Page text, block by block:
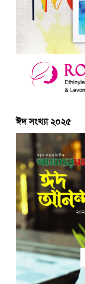
ঈদ সংখ্যা ২০২৫